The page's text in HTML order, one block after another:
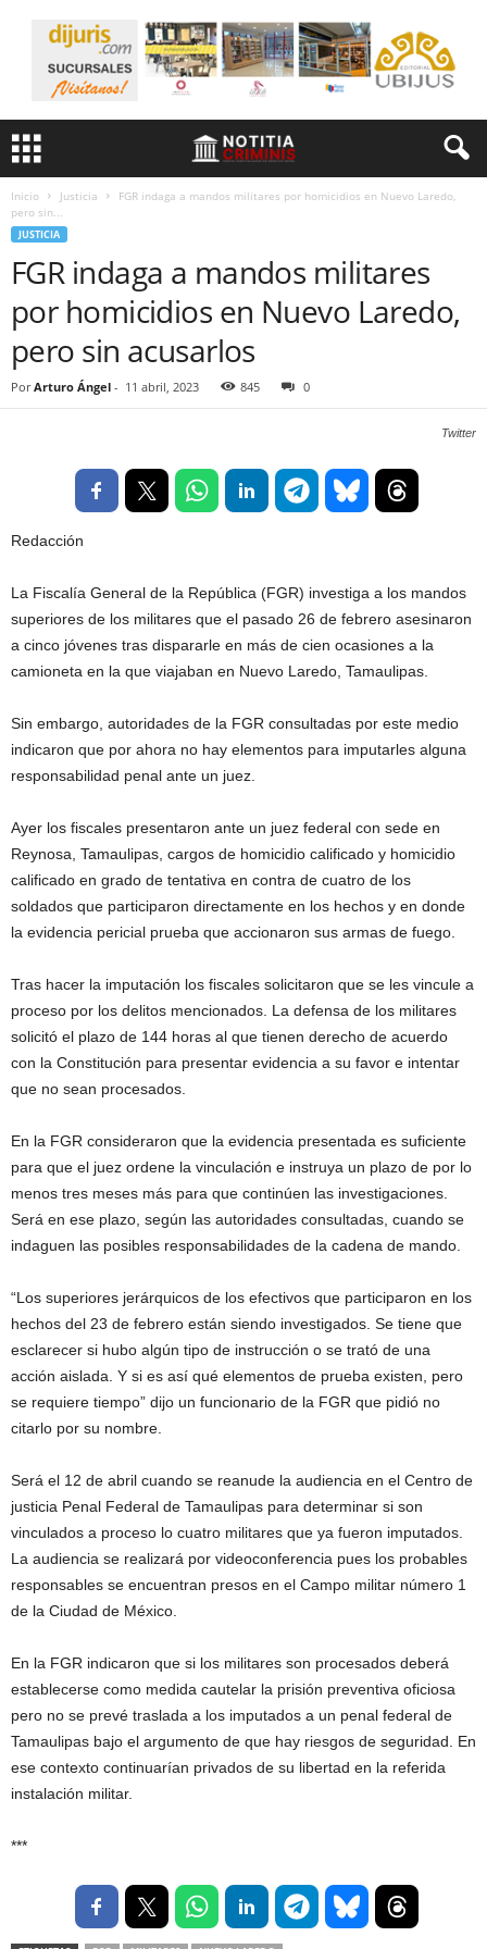
Inicio Justicia
FGR indaga a mandos militares por homicidios en Nuevo Laredo,
pero sin...
JUSTICIA
FGR indaga a mandos militares
por homicidios en Nuevo Laredo,
pero sin acusarlos
Por Arturo Ángel - 11 abril, 2023 845 0
Twitter
Redacción
La Fiscalía General de la República (FGR) investiga a los mandos
superiores de los militares que el pasado 26 de febrero asesinaron
a cinco jóvenes tras dispararle en más de cien ocasiones a la
camioneta en la que viajaban en Nuevo Laredo, Tamaulipas.
Sin embargo, autoridades de la FGR consultadas por este medio
indicaron que por ahora no hay elementos para imputarles alguna
responsabilidad penal ante un juez.
Ayer los fiscales presentaron ante un juez federal con sede en
Reynosa, Tamaulipas, cargos de homicidio calificado y homicidio
calificado en grado de tentativa en contra de cuatro de los
soldados que participaron directamente en los hechos y en donde
la evidencia pericial prueba que accionaron sus armas de fuego.
Tras hacer la imputación los fiscales solicitaron que se les vincule a
proceso por los delitos mencionados. La defensa de los militares
solicitó el plazo de 144 horas al que tienen derecho de acuerdo
con la Constitución para presentar evidencia a su favor e intentar
que no sean procesados.
En la FGR consideraron que la evidencia presentada es suficiente
para que el juez ordene la vinculación e instruya un plazo de por lo
menos tres meses más para que continúen las investigaciones.
Será en ese plazo, según las autoridades consultadas, cuando se
indaguen las posibles responsabilidades de la cadena de mando.
“Los superiores jerárquicos de los efectivos que participaron en los
hechos del 23 de febrero están siendo investigados. Se tiene que
esclarecer si hubo algún tipo de instrucción o se trató de una
acción aislada. Y si es así qué elementos de prueba existen, pero
se requiere tiempo” dijo un funcionario de la FGR que pidió no
citarlo por su nombre.
Será el 12 de abril cuando se reanude la audiencia en el Centro de
justicia Penal Federal de Tamaulipas para determinar si son
vinculados a proceso lo cuatro militares que ya fueron imputados.
La audiencia se realizará por videoconferencia pues los probables
responsables se encuentran presos en el Campo militar número 1
de la Ciudad de México.
En la FGR indicaron que si los militares son procesados deberá
establecerse como medida cautelar la prisión preventiva oficiosa
pero no se prevé traslada a los imputados a un penal federal de
Tamaulipas bajo el argumento de que hay riesgos de seguridad. En
ese contexto continuarían privados de su libertad en la referida
instalación militar.
***